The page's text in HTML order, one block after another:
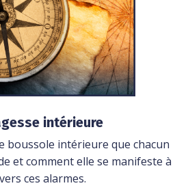
intérieure
boussole intérieure que chacun
et comment elle se manifeste à
ces alarmes.